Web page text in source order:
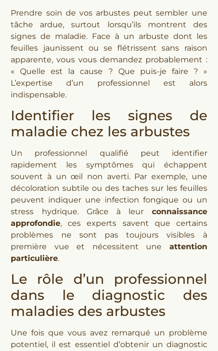
Prendre soin de vos arbustes peut sembler une
tâche ardue, surtout lorsqu’ils montrent des
signes de maladie. Face à un arbuste dont les
feuilles jaunissent ou se flétrissent sans raison
apparente, vous vous demandez probablement :
« Quelle est la cause ? Que puis-je faire ? »
L’expertise d’un professionnel est alors
indispensable.
Identifier les signes de
maladie chez les arbustes
Un professionnel qualifié peut identifier
rapidement les symptômes qui échappent
souvent à un œil non averti. Par exemple, une
décoloration subtile ou des taches sur les feuilles
peuvent indiquer une infection fongique ou un
stress hydrique. Grâce à leur connaissance
approfondie, ces experts savent que certains
problèmes ne sont pas toujours visibles à
première vue et nécessitent une attention
particulière.
Le rôle d’un professionnel
dans le diagnostic des
maladies des arbustes
Une fois que vous avez remarqué un problème
potentiel, il est essentiel d’obtenir un diagnostic